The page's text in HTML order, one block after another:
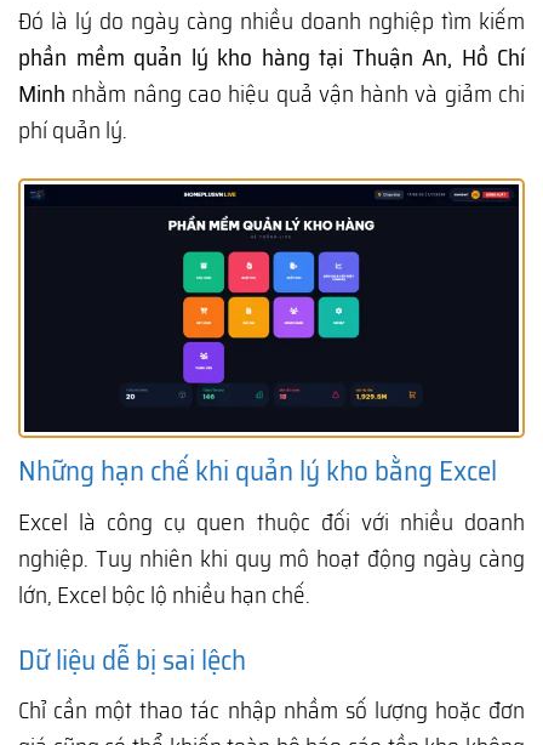
Đó là lý do ngày càng nhiều doanh nghiệp tìm kiếm
phần mềm quản lý kho hàng tại Thuận An, Hồ Chí
Minh nhằm nâng cao hiệu quả vận hành và giảm chi
phí quản lý.
Những hạn chế khi quản lý kho bằng Excel
Excel là công cụ quen thuộc đối với nhiều doanh
nghiệp. Tuy nhiên khi quy mô hoạt động ngày càng
lớn, Excel bộc lộ nhiều hạn chế.
Dữ liệu dễ bị sai lệch
Chỉ cần một thao tác nhập nhầm số lượng hoặc đơn